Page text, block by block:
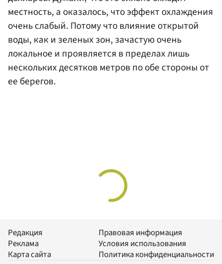
местность, а оказалось, что эффект охлаждения
очень слабый. Потому что влияние открытой
воды, как и зеленых зон, зачастую очень
локальное и проявляется в пределах лишь
нескольких десятков метров по обе стороны от
ее берегов.
Редакция
Реклама
Карта сайта
Правовая информация
Условия использования
Политика конфиденциальности